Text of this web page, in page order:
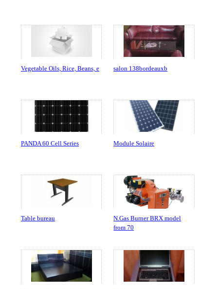
Vegetable Oils, Rice, Beans, e salon 138bordeauxb
PANDA 60 Cell Series Module Solaire
Table bureau
N.Gas Burner BRX model
from 70